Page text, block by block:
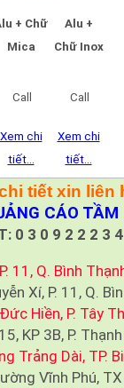
+ Chữ
Mica
Alu +
Chữ Inox
Call Call
Xem chi
tiết…
Xem chi
tiết…
tiết xin liên
CÁO
0 3 0 9 2 2 2 3
11, Q. Bình
Xí, P. 11, Q.
Hiền, P. Tây
KP 3B, P.
Trảng Dài, TP.
Vĩnh Phú,